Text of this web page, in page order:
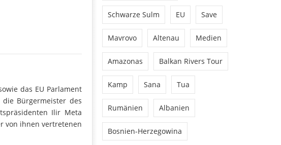
das EU Parlament
Bürgermeister des
Ilir Meta
von ihnen vertretenen
Schwarze Sulm EU Save
Mavrovo Altenau Medien
Amazonas Balkan Rivers Tour
Kamp Sana Tua
Rumänien Albanien
Bosnien-Herzegowina